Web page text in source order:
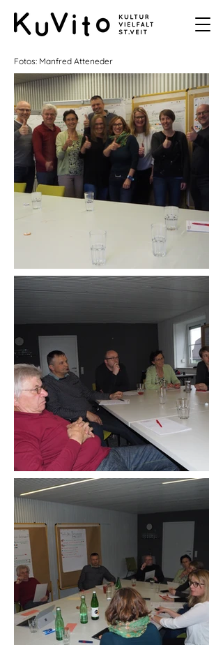
Fotos: Manfred Atteneder